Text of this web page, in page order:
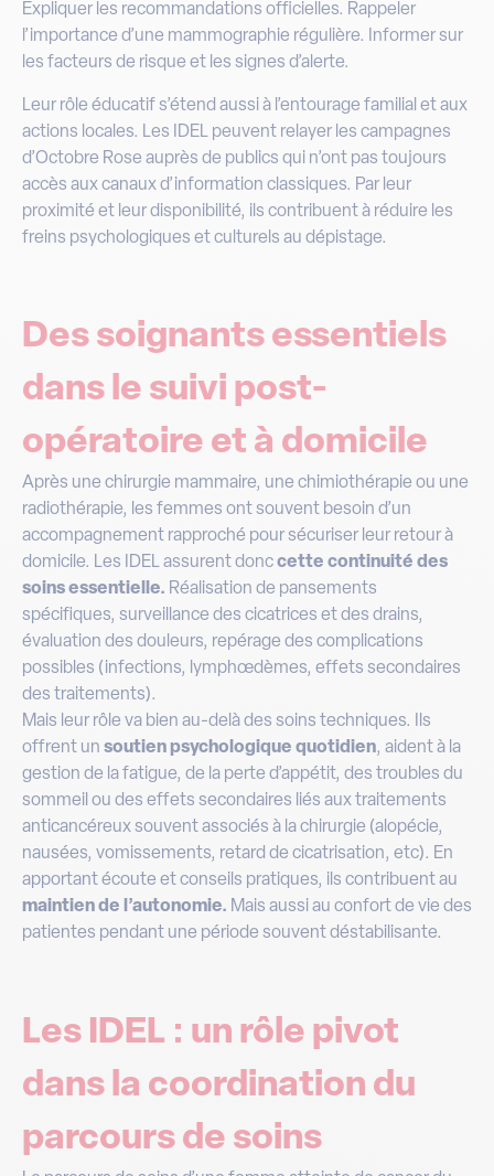
Expliquer les recommandations officielles. Rappeler
l’importance d’une mammographie régulière. Informer sur
les facteurs de risque et les signes d’alerte.
Leur rôle éducatif s’étend aussi à l’entourage familial et aux
actions locales. Les IDEL peuvent relayer les campagnes
d’Octobre Rose auprès de publics qui n’ont pas toujours
accès aux canaux d’information classiques. Par leur
proximité et leur disponibilité, ils contribuent à réduire les
freins psychologiques et culturels au dépistage.
Des soignants essentiels
dans le suivi post-
opératoire et à domicile
Après une chirurgie mammaire, une chimiothérapie ou une
radiothérapie, les femmes ont souvent besoin d’un
accompagnement rapproché pour sécuriser leur retour à
domicile. Les IDEL assurent donccette continuité des
soins essentielle. Réalisation de pansements
spécifiques, surveillance des cicatrices et des drains,
évaluation des douleurs, repérage des complications
possibles (infections, lymphœdèmes, effets secondaires
des traitements).
Mais leur rôle va bien au-delà des soins techniques. Ils
offrent un soutien psychologique quotidien, aident à la
gestion de la fatigue, de la perte d’appétit, des troubles du
sommeil ou des effets secondaires liés aux traitements
anticancéreux souvent associés à la chirurgie (alopécie,
nausées, vomissements, retard de cicatrisation, etc). En
apportant écoute et conseils pratiques, ils contribuent au
maintien de l’autonomie. Mais aussi au confort de vie des
patientes pendant une période souvent déstabilisante.
Les IDEL : un rôle pivot
dans la coordination du
parcours de soins